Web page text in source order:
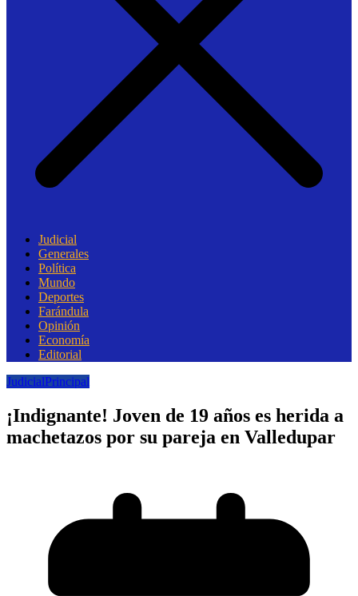
Judicial
Generales
Política
Mundo
Deportes
Farándula
Opinión
Economía
Editorial
JudicialPrincipal
¡Indignante! Joven de 19 años es herida a
machetazos por su pareja en Valledupar